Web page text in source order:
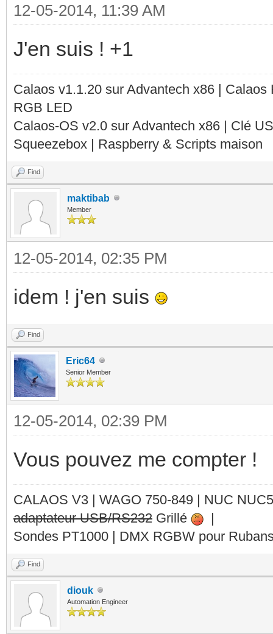
12-05-2014, 11:39 AM
J'en suis ! +1
Calaos v1.1.20 sur Advantech x86 |
RGB LED
Calaos-OS v2.0 sur Advantech x86 | Clé
Squeezebox | Raspberry & Scripts maison
Find
maktibab
Member
12-05-2014, 02:35 PM
idem ! j'en suis
Find
Eric64
Senior Member
12-05-2014, 02:39 PM
Vous pouvez me compter !
CALAOS V3 | WAGO 750-849 | NUC
adaptateur USB/RS232 Grillé
|
Sondes PT1000 | DMX RGBW pour
Find
diouk
Automation Engineer